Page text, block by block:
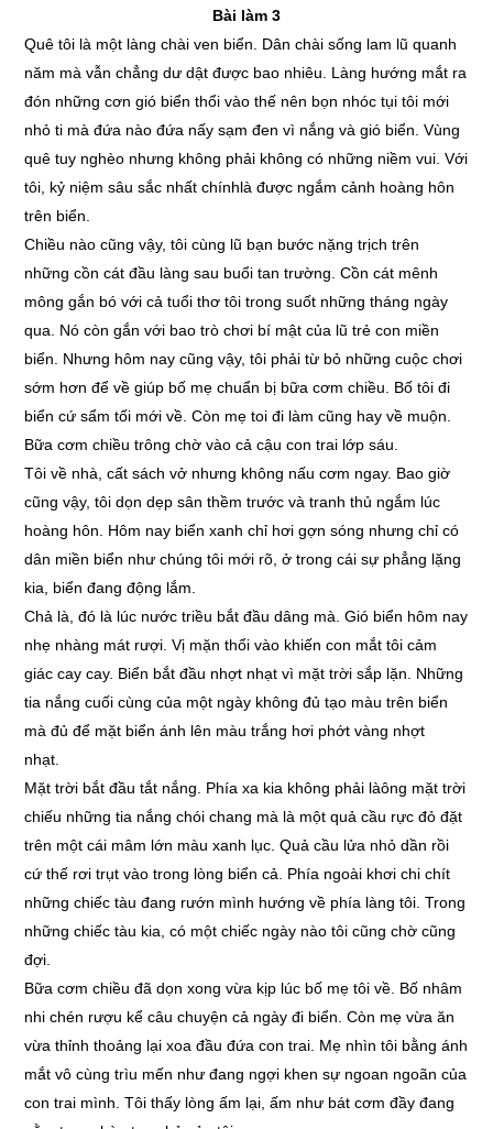
Bài làm 3
Quê tôi là một làng chài ven biển. Dân chài sống lam lũ quanh
năm mà vẫn chẳng dư dật được bao nhiêu. Làng hướng mắt ra
đón những cơn gió biển thổi vào thế nên bọn nhóc tụi tôi mới
nhỏ ti mà đứa nào đứa nấy sạm đen vì nắng và gió biển. Vùng
quê tuy nghèo nhưng không phải không có những niềm vui. Với
tôi, kỷ niệm sâu sắc nhất chínhlà được ngắm cảnh hoàng hôn
trên biển.
Chiều nào cũng vậy, tôi cùng lũ bạn bước nặng trịch trên
những cồn cát đầu làng sau buổi tan trường. Cồn cát mênh
mông gắn bó với cả tuổi thơ tôi trong suốt những tháng ngày
qua. Nó còn gắn với bao trò chơi bí mật của lũ trẻ con miền
biển. Nhưng hôm nay cũng vậy, tôi phải từ bỏ những cuộc chơi
sớm hơn để về giúp bố mẹ chuẩn bị bữa cơm chiều. Bố tôi đi
biển cứ sẩm tối mới về. Còn mẹ toi đi làm cũng hay về muộn.
Bữa cơm chiều trông chờ vào cả cậu con trai lớp sáu.
Tôi về nhà, cất sách vở nhưng không nấu cơm ngay. Bao giờ
cũng vậy, tôi dọn dẹp sân thềm trước và tranh thủ ngắm lúc
hoàng hôn. Hôm nay biển xanh chỉ hơi gợn sóng nhưng chỉ có
dân miền biển như chúng tôi mới rõ, ở trong cái sự phẳng lặng
kia, biển đang động lắm.
Chả là, đó là lúc nước triều bắt đầu dâng mà. Gió biển hôm nay
nhẹ nhàng mát rượi. Vị mặn thổi vào khiến con mắt tôi cảm
giác cay cay. Biển bắt đầu nhợt nhạt vì mặt trời sắp lặn. Những
tia nắng cuối cùng của một ngày không đủ tạo màu trên biển
mà đủ để mặt biển ánh lên màu trắng hơi phớt vàng nhợt
nhạt.
Mặt trời bắt đầu tắt nắng. Phía xa kia không phải làông mặt trời
chiếu những tia nắng chói chang mà là một quả cầu rực đỏ đặt
trên một cái mâm lớn màu xanh lục. Quả cầu lửa nhỏ dần rồi
cứ thế rơi trụt vào trong lòng biển cả. Phía ngoài khơi chi chít
những chiếc tàu đang rướn mình hướng về phía làng tôi. Trong
những chiếc tàu kia, có một chiếc ngày nào tôi cũng chờ cũng
đợi.
Bữa cơm chiều đã dọn xong vừa kịp lúc bố mẹ tôi về. Bố nhâm
nhi chén rượu kể câu chuyện cả ngày đi biển. Còn mẹ vừa ăn
vừa thỉnh thoảng lại xoa đầu đứa con trai. Mẹ nhìn tôi bằng ánh
mắt vô cùng trìu mến như đang ngợi khen sự ngoan ngoãn của
con trai mình. Tôi thấy lòng ấm lại, ấm như bát cơm đầy đang